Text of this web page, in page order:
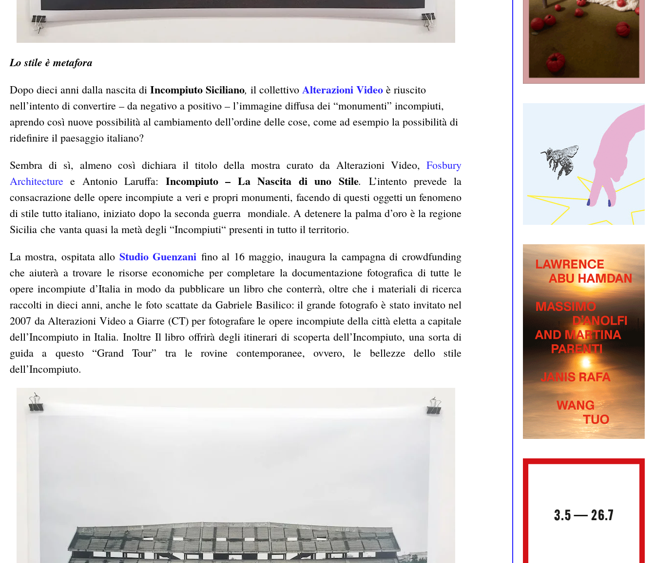
Lo stile è metafora
Dopo dieci anni dalla nascita di Incompiuto Siciliano, il collettivo Alterazioni Video è riuscito
nell’intento di convertire – da negativo a positivo – l’immagine diffusa dei “monumenti” incompiuti,
aprendo così nuove possibilità al cambiamento dell’ordine delle cose, come ad esempio la possibilità di
ridefinire il paesaggio italiano?
Sembra di sì, almeno così dichiara il titolo della mostra curato da Alterazioni Video,Fosbury
Architecture e Antonio Laruffa: Incompiuto – La Nascita di uno Stile. L’intento prevede la
consacrazione delle opere incompiute a veri e propri monumenti, facendo di questi oggetti un fenomeno
di stile tutto italiano, iniziato dopo la seconda guerra mondiale. A detenere la palma d’oro è la regione
Sicilia che vanta quasi la metà degli “Incompiuti“ presenti in tutto il territorio.
La mostra, ospitata allo Studio Guenzani fino al 16 maggio, inaugura la campagna di crowdfunding
che aiuterà a trovare le risorse economiche per completare la documentazione fotografica di tutte le
opere incompiute d’Italia in modo da pubblicare un libro che conterrà, oltre che i materiali di ricerca
raccolti in dieci anni, anche le foto scattate da Gabriele Basilico: il grande fotografo è stato invitato nel
2007 da Alterazioni Video a Giarre (CT) per fotografare le opere incompiute della città eletta a capitale
dell’Incompiuto in Italia. Inoltre Il libro offrirà degli itinerari di scoperta dell’Incompiuto, una sorta di
guida a questo “Grand Tour” tra le rovine contemporanee, ovvero, le bellezze dello stile
dell’Incompiuto.